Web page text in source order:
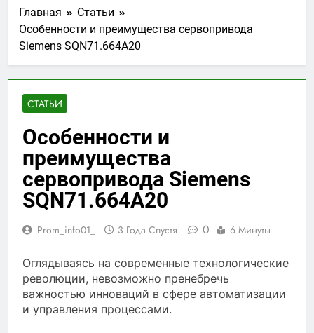
Главная
Статьи
Особенности и преимущества сервопривода
Siemens SQN71.664A20
СТАТЬИ
Особенности и
преимущества
сервопривода Siemens
SQN71.664A20
Prom_info01_ 3 Года Спустя 0 6 Минуты
Оглядываясь на современные технологические
революции, невозможно пренебречь
важностью инноваций в сфере автоматизации
и управления процессами.